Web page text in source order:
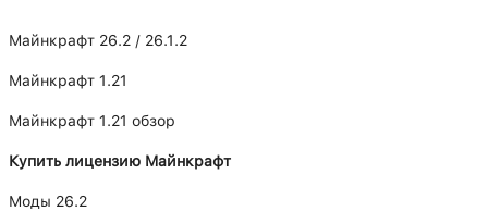
Майнкрафт 26.2 / 26.1.2
Майнкрафт 1.21
Майнкрафт 1.21 обзор
Купить лицензию Майнкрафт
Моды 26.2